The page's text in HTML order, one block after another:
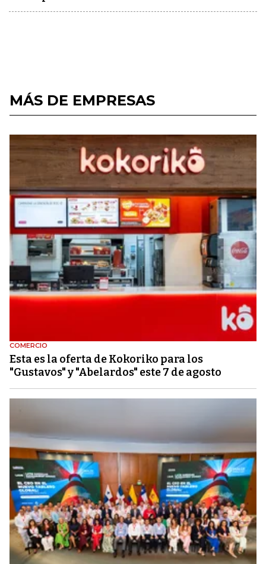
MÁS DE EMPRESAS
COMERCIO
Esta es la oferta de Kokoriko para los
"Gustavos" y "Abelardos" este 7 de agosto